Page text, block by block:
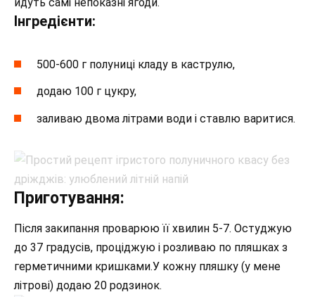
Інгредієнти:
500-600 г полуниці кладу в каструлю,
додаю 100 г цукру,
заливаю двома літрами води і ставлю варитися.
Приготування:
Після закипання проварюю її хвилин 5-7. Остуджую
до 37 градусів, проціджую і розливаю по пляшках з
герметичними кришками.У кожну пляшку (у мене
літрові) додаю 20 родзинок.